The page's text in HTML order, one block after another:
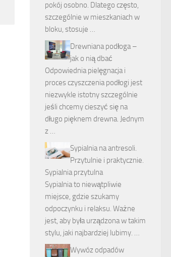
pokój osobno. Dlatego często,
szczególnie w mieszkaniach w
bloku, stosuje …
Drewniana podłoga –
jak o nią dbać
Odpowiednia pielęgnacja i
proces czyszczenia podłogi jest
niezwykle istotny szczególnie
jeśli chcemy cieszyć się na
długo pięknem drewna. Jednym
z …
Sypialnia na antresoli.
Przytulnie i praktycznie.
Sypialnia przytulna
Sypialnia to niewątpliwie
miejsce, gdzie szukamy
odpoczynku i relaksu. Ważne
jest, aby była urządzona w takim
stylu, jaki najbardziej lubimy. …
Wywóz odpadów